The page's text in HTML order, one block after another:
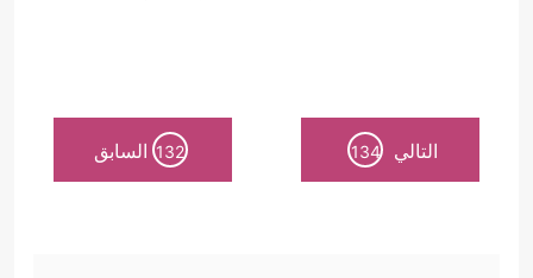
التالي 134
132 السابق